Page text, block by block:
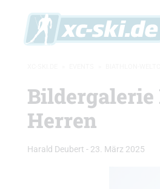
Bildergalerie
Herren
Harald Deubert - 23. März 2025